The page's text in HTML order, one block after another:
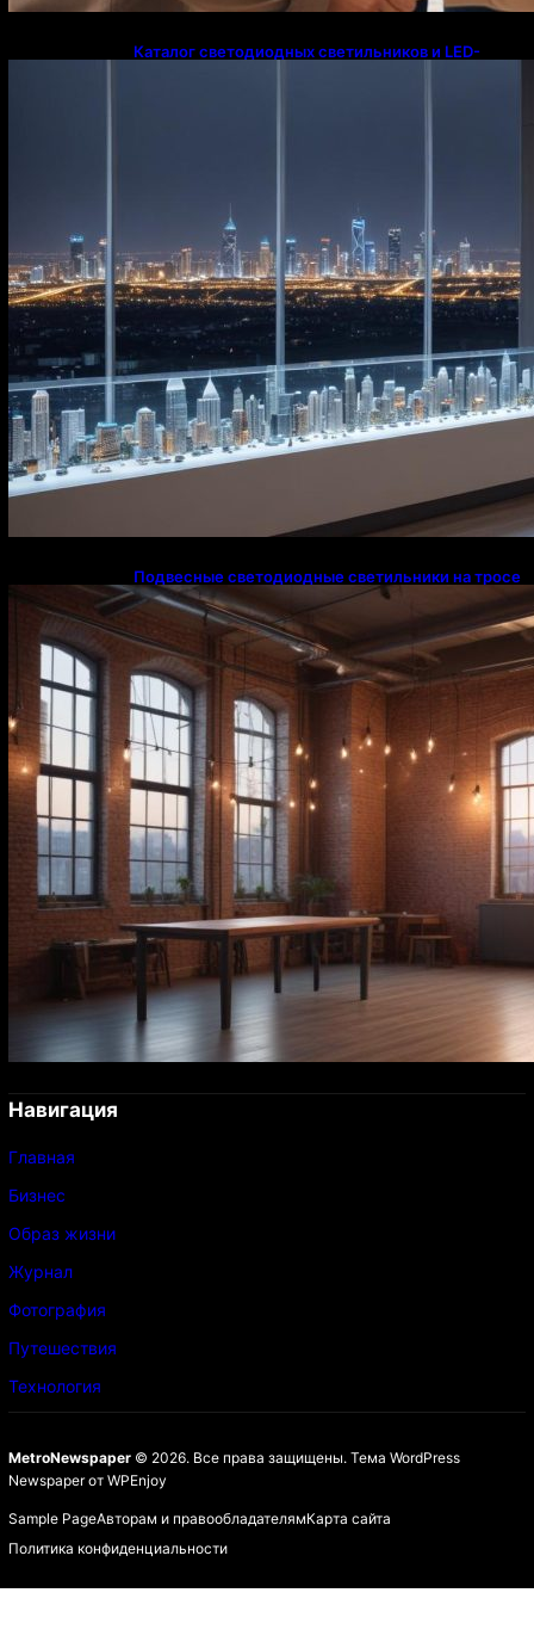
Каталог светодиодных светильников и LED-
Подвесные светодиодные светильники на тросе
Навигация
Главная
Бизнес
Образ жизни
Журнал
Фотография
Путешествия
Технология
MetroNewspaper© 2026. Все права защищены. Тема WordPress
Newspaperот WPEnjoy
Sample PageАвторам и правообладателямКарта сайта
Политика конфиденциальности